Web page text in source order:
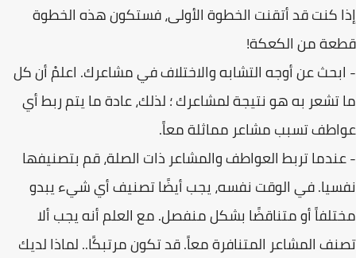
إذا كنت قد أتقنت الخطوة الأولى، فستكون ھذه الخطوة
قطعة من الكعكة!
- ابحث عن أوجه التشابه والاختلاف في مشاعرك. اعلمْ أن كل
ما تشعر به ھو نتیجة لمشاعرك ؛ لذلك، عادة ما یتم ربط أي
عواطف تسبب مشاعر مماثلة معاً.
- عندما تربط العواطف والمشاعر ذات الصلة، قم بتصنیفھا
نفسیا. في الوقت نفسه، یجب أیضًا تصنیف أي شيء یبدو
مختلفاً أو متناقضًا بشكل منفصل. مع العلم أنه یجب ألا
تصنف المشاعر المتنافرة معاً. قد تكون مرتبكًا.. لماذا لدیك